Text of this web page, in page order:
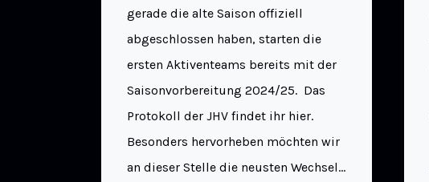
gerade die alte Saison offiziell
abgeschlossen haben, starten die
ersten Aktiventeams bereits mit der
Saisonvorbereitung 2024/25. Das
Protokoll der JHV findet ihr hier.
Besonders hervorheben möchten wir
an dieser Stelle die neusten Wechsel…